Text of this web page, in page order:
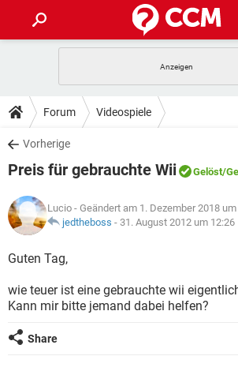
ANDROID
WINDOWS 10
WHATSAPP TIKTOK
FACEBOOK
TIPPS & TRICKS
SPIELE
WHATSAPP TIKTOK
FACEBOOK
DOWNLOADS
SPIELE
ANDROID
WINDOWS 10 INSTAGRAM
WHATSAPP
SPIELE
ANDROID
WINDOWS 10
WHATSAPP TIKTOK
LEXIKON
SPIELE
WINDOWS 10 INSTAGRAM
WHATSAPP
Forum Videospiele
Vorherige
Preis für gebrauchte Wii Gelöst/
Lucio - Geändert am 1. Dezember 2018
jedtheboss - 31. August 2012 um 12:26
Guten Tag,
wie teuer ist eine gebrauchte wii
Kann mir bitte jemand dabei helfen?
Share